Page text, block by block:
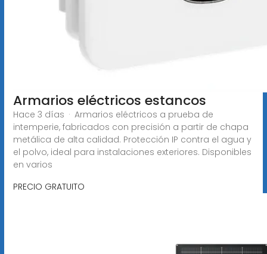
Armarios eléctricos estancos
Hace 3 días · Armarios eléctricos a prueba de
intemperie, fabricados con precisión a partir de chapa
metálica de alta calidad. Protección IP contra el agua y
el polvo, ideal para instalaciones exteriores. Disponibles
en varios
PRECIO GRATUITO